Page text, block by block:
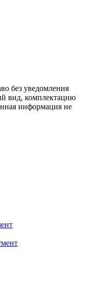
без уведомления
вид, комплектацию
информация не